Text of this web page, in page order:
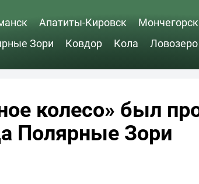
Апатиты-Кировск Мончегорск
Зори
Ковдор Кола Ловозеро
колесо» был
Полярные Зори